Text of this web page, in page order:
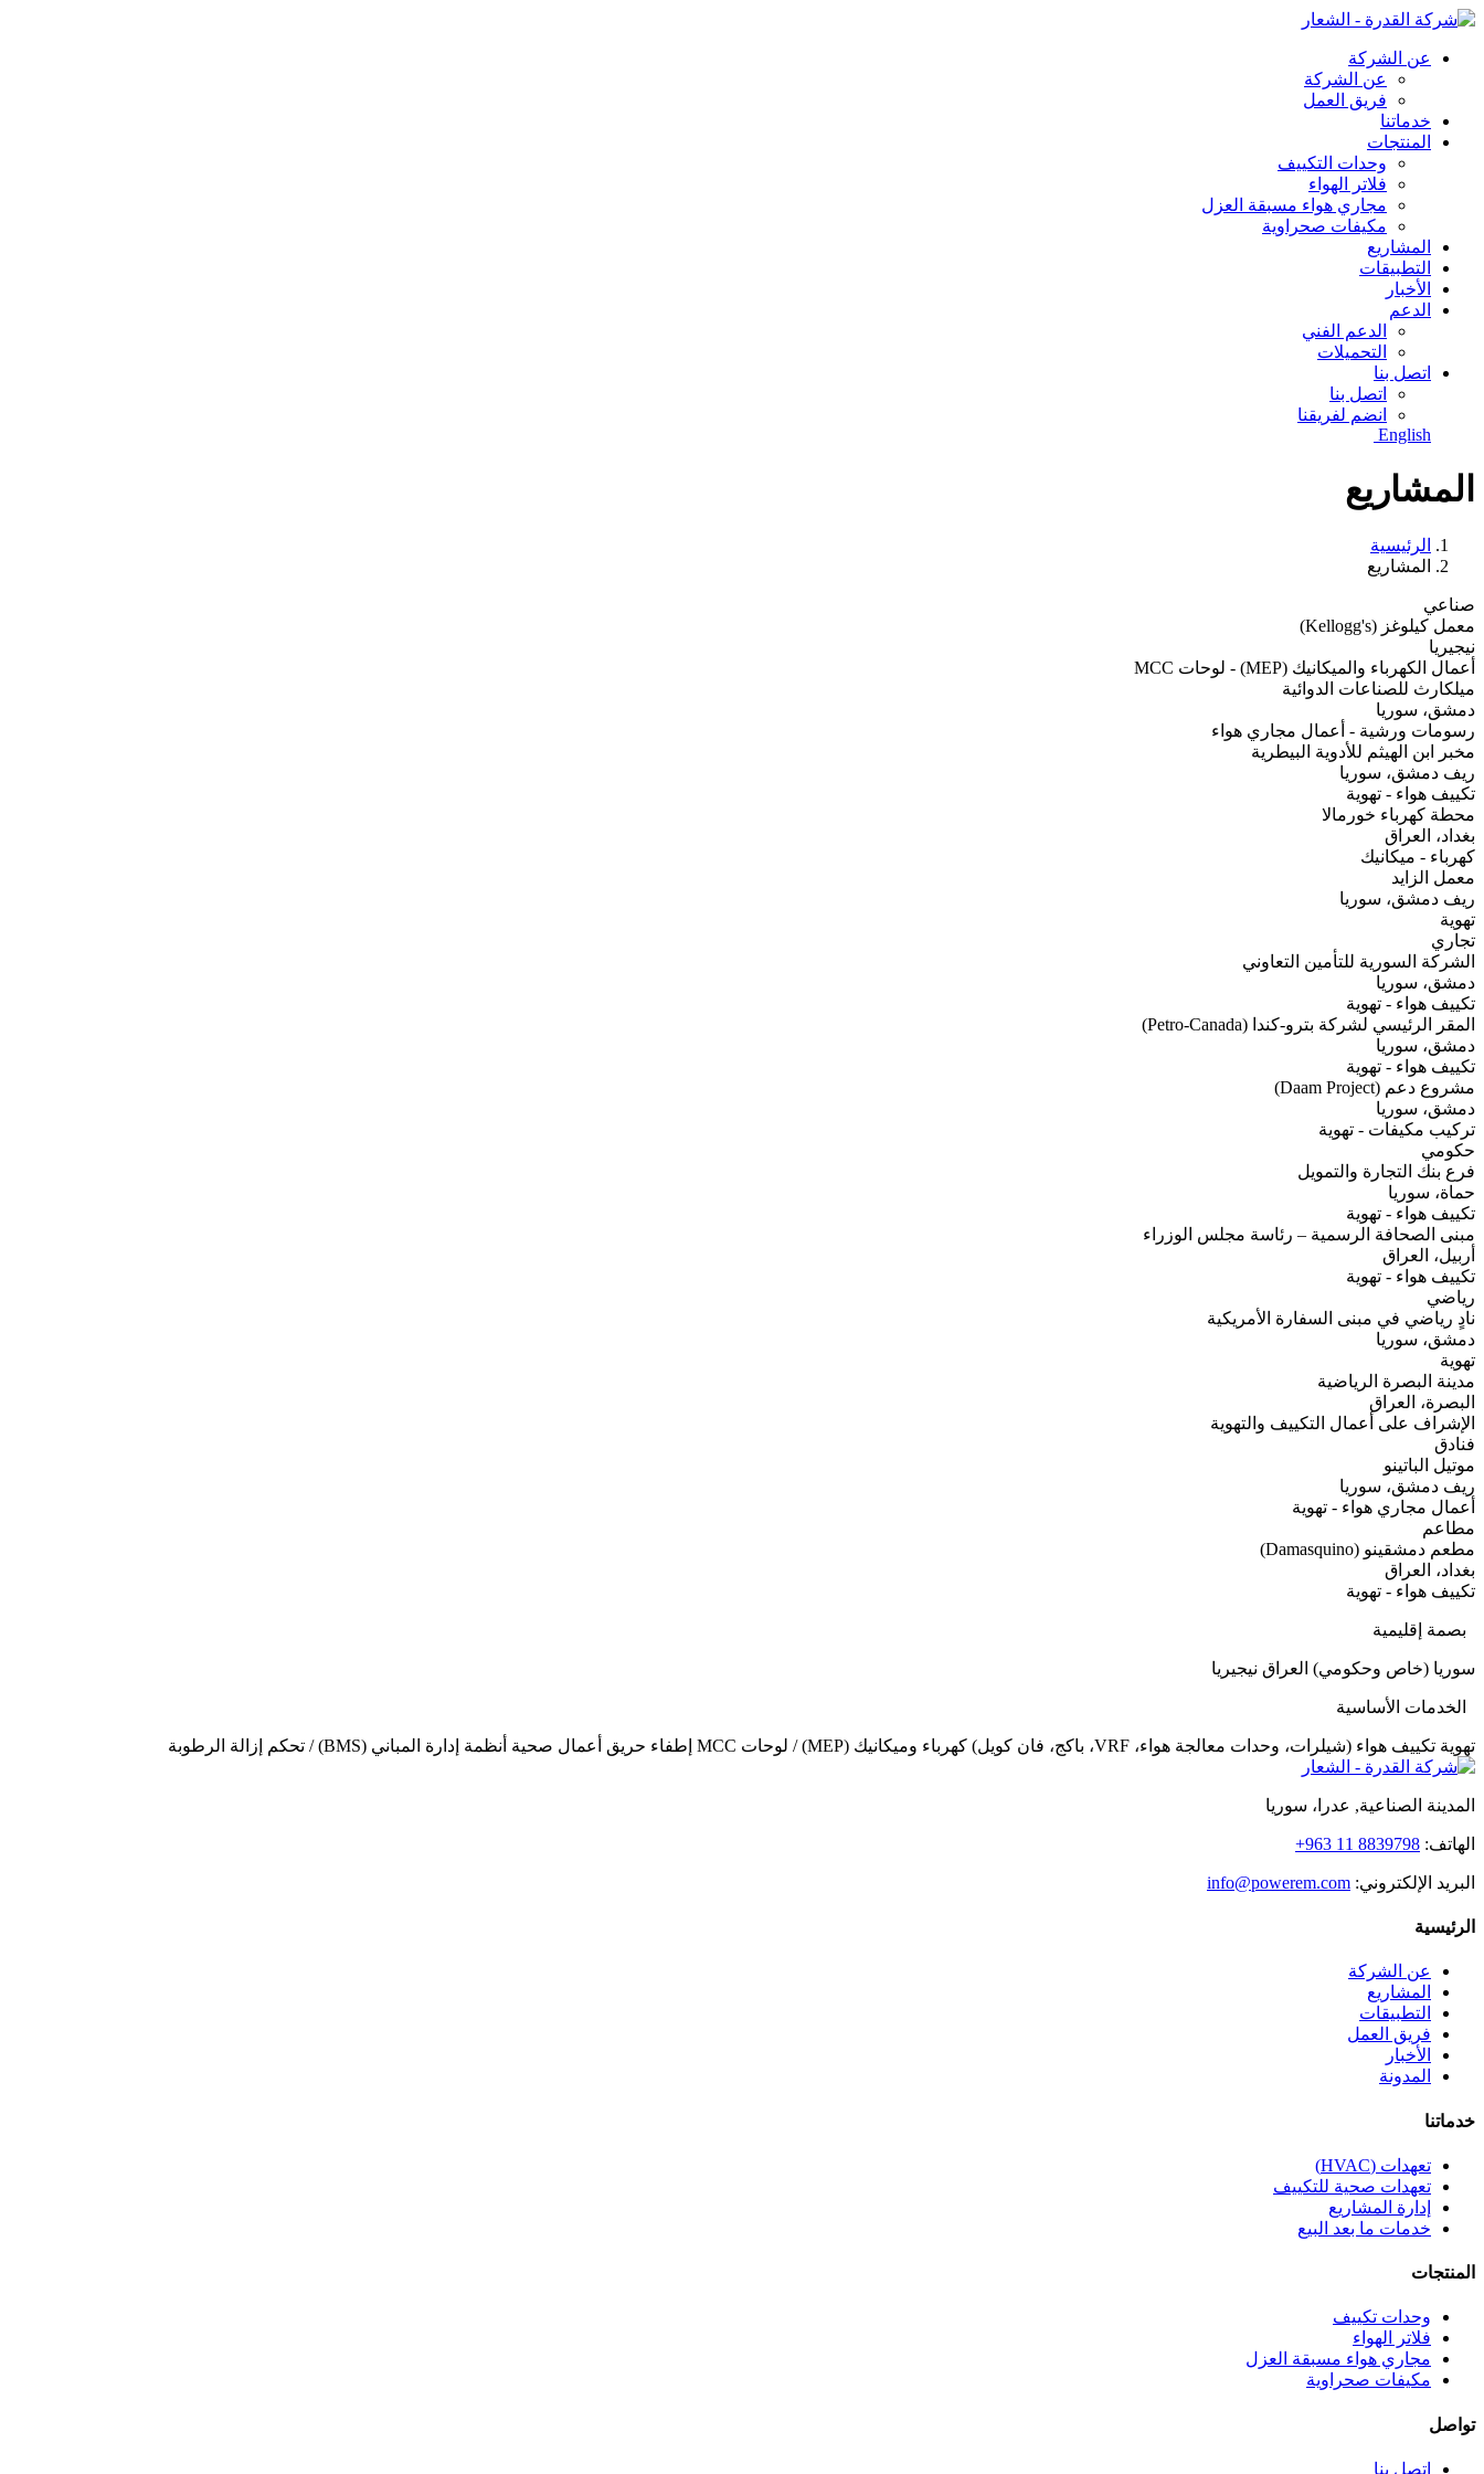
عن الشركة
عن الشركة
فريق العمل
خدماتنا
المنتجات
وحدات التكييف
فلاتر الهواء
مجاري هواء مسبقة العزل
مكيفات صحراوية
المشاريع
التطبيقات
الأخبار
الدعم
الدعم الفني
التحميلات
اتصل بنا
اتصل بنا
انضم لفريقنا
English
المشاريع
الرئيسية
المشاريع
صناعي
معمل كيلوغز (Kellogg's)
نيجيريا
أعمال الكهرباء والميكانيك (MEP) - لوحات MCC
ميلكارث للصناعات الدوائية
دمشق، سوريا
رسومات ورشية - أعمال مجاري هواء
مخبر ابن الهيثم للأدوية البيطرية
ريف دمشق، سوريا
تكييف هواء - تهوية
محطة كهرباء خورمالا
بغداد، العراق
كهرباء - ميكانيك
معمل الزايد
ريف دمشق، سوريا
تهوية
تجاري
الشركة السورية للتأمين التعاوني
دمشق، سوريا
تكييف هواء - تهوية
المقر الرئيسي لشركة بترو-كندا (Petro-Canada)
دمشق، سوريا
تكييف هواء - تهوية
مشروع دعم (Daam Project)
دمشق، سوريا
تركيب مكيفات - تهوية
حكومي
فرع بنك التجارة والتمويل
حماة، سوريا
تكييف هواء - تهوية
مبنى الصحافة الرسمية – رئاسة مجلس الوزراء
أربيل، العراق
تكييف هواء - تهوية
رياضي
نادٍ رياضي في مبنى السفارة الأمريكية
دمشق، سوريا
تهوية
مدينة البصرة الرياضية
البصرة، العراق
الإشراف على أعمال التكييف والتهوية
فنادق
موتيل الباتينو
ريف دمشق، سوريا
أعمال مجاري هواء - تهوية
مطاعم
مطعم دمشقينو (Damasquino)
بغداد، العراق
تكييف هواء - تهوية
بصمة إقليمية
سوريا (خاص وحكومي) العراق نيجيريا
الخدمات الأساسية
تهوية تكييف هواء (شيلرات، وحدات معالجة هواء، VRF، باكج، فان كويل) كهرباء وميكانيك (MEP) / لوحات MCC إطفاء حريق أعمال صحية أنظمة إدارة المباني (BMS) / تحكم إزالة الرطوبة
المدينة الصناعية, عدرا، سوريا
الهاتف: +963 11 8839798
البريد الإلكتروني: info@powerem.com
الرئيسية
عن الشركة
المشاريع
التطبيقات
فريق العمل
الأخبار
المدونة
خدماتنا
تعهدات (HVAC)
تعهدات صحية للتكييف
إدارة المشاريع
خدمات ما بعد البيع
المنتجات
وحدات تكييف
فلاتر الهواء
مجاري هواء مسبقة العزل
مكيفات صحراوية
تواصل
اتصل بنا